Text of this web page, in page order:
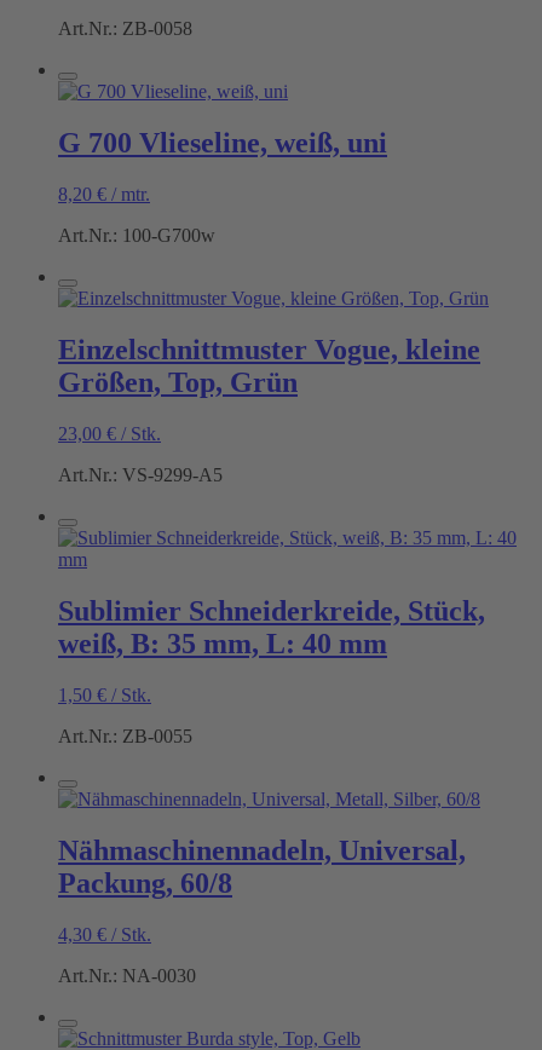
Art.Nr.: ZB-0058
G 700 Vlieseline, weiß, uni
8,20 € / mtr.
Art.Nr.: 100-G700w
Einzelschnittmuster Vogue, kleine
Größen, Top, Grün
23,00 € / Stk.
Art.Nr.: VS-9299-A5
Sublimier Schneiderkreide, Stück,
weiß, B: 35 mm, L: 40 mm
1,50 € / Stk.
Art.Nr.: ZB-0055
Nähmaschinennadeln, Universal,
Packung, 60/8
4,30 € / Stk.
Art.Nr.: NA-0030